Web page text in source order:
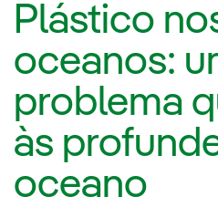
Plástico
oceanos:
problema
às
oceano